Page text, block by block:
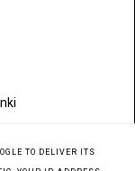
TO DELIVER ITS